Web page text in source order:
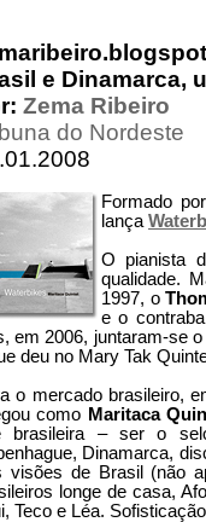
e Dinamarca,
Zema Ribeiro
do Nordeste
Formado
lança
O pianista
qualidade.
1997, o
e o
em 2006, juntaram-se
deu no Mary Tak
o mercado brasileiro,
como Maritaca
brasileira – ser o
Dinamarca,
visões de Brasil (não
longe de casa,
Teco e Léa.